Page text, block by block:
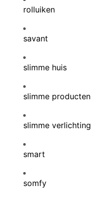
rolluiken
savant
slimme huis
slimme producten
slimme verlichting
smart
somfy